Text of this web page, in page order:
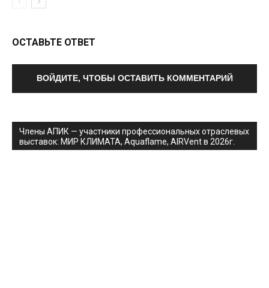
ОСТАВЬТЕ ОТВЕТ
ВОЙДИТЕ, ЧТОБЫ ОСТАВИТЬ КОММЕНТАРИЙ
Члены АПИК — участники профессиональных отраслевых
выставок: МИР КЛИМАТА, Aquaflame, AIRVent в 2026г.